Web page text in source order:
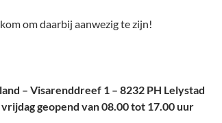
om daarbij aanwezig te zijn!
– Visarenddreef 1 – 8232 PH Lelystad
geopend van 08.00 tot 17.00 uur